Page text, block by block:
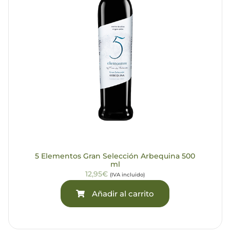
5 Elementos Gran Selección Arbequina 500
ml
12,95€ (IVA incluido)
Añadir al carrito